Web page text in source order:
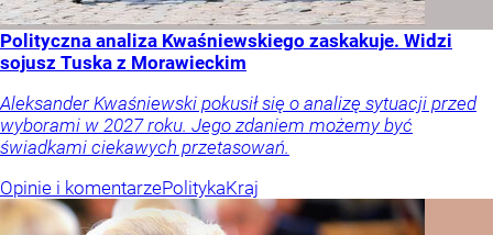
Polityczna analiza Kwaśniewskiego zaskakuje. Widzi
sojusz Tuska z Morawieckim
Aleksander Kwaśniewski pokusił się o analizę sytuacji przed
wyborami w 2027 roku. Jego zdaniem możemy być
świadkami ciekawych przetasowań.
Opinie i komentarzePolitykaKraj